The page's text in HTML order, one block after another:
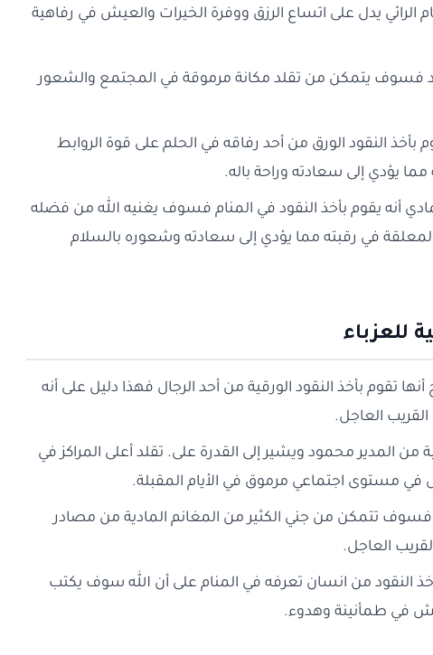
الرائي يدل على اتساع الرزق ووفرة الخيرات والعيش في رفاهية
فسوف يتمكن من تقلد مكانة مرموقة في المجتمع والشعور
النقود الورق من أحد رفاقه في الحلم على قوة الروابط
مما يؤدي إلى سعادته وراحة باله.
أنه يقوم بأخذ النقود في المنام فسوف يغنيه الله من فضله
في رقبته مما يؤدي إلى سعادته وشعوره بالسلام
للعزباء
أنها تقوم بأخذ النقود الورقية من أحد الرجال فهذا دليل على أنه
العاجل.
من المدير محمود ويشير إلى القدرة على. تقلد أعلى المراكز في
مستوى اجتماعي مرموق في الأيام المقبلة.
فسوف تتمكن من جني الكثير من المغانم المادية من مصادر
العاجل.
النقود من انسان تعرفه في المنام على أن الله سوف يكتب
في طمأنينة وهدوء.